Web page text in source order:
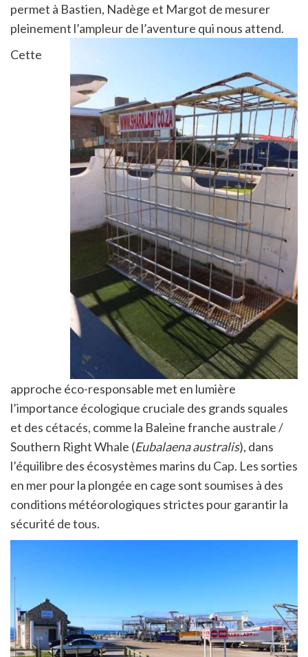
permet à Bastien, Nadège et Margot de mesurer
pleinement l’ampleur de l’aventure qui nous attend.
Cette
approche éco-responsable met en lumière
l’importance écologique cruciale des grands squales
et des cétacés, comme la Baleine franche australe /
Southern Right Whale (Eubalaena australis), dans
l’équilibre des écosystèmes marins du Cap. Les sorties
en mer pour la plongée en cage sont soumises à des
conditions météorologiques strictes pour garantir la
sécurité de tous.